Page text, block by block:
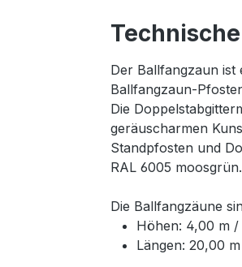
Der Ballfangzaun ist
Ballfangzaun-
Die
geräuscharmen
Standpfosten und
RAL 6005
Die Ballfangzäune
Höhen: 4,00 m
Längen: 20,00